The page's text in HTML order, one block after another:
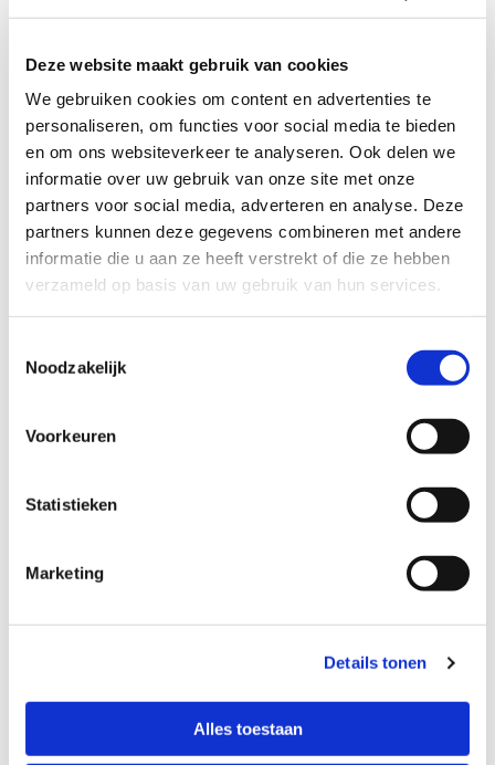
Deze website maakt gebruik van cookies
We gebruiken cookies om content en advertenties te
personaliseren, om functies voor social media te bieden
en om ons websiteverkeer te analyseren. Ook delen we
informatie over uw gebruik van onze site met onze
partners voor social media, adverteren en analyse. Deze
partners kunnen deze gegevens combineren met andere
informatie die u aan ze heeft verstrekt of die ze hebben
verzameld op basis van uw gebruik van hun services.
Noodzakelijk
Voorkeuren
Statistieken
Marketing
Details tonen
Alles toestaan
Tijdens een verblijf kom je niets te kort, zo is er een openlucht
Idro Bistrot restaurant serveert lokale gerechten en Italiaanse
klassiekers in een intieme sfeer en beschikt over een bar en
evenementen en aperitieven georganiseerd.